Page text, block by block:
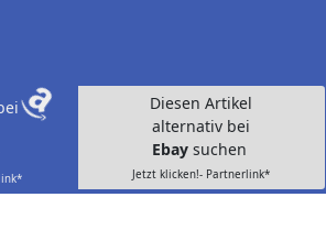
Diesen Artikel
alternativ bei
Ebay suchen
Jetzt klicken!- Partnerlink*